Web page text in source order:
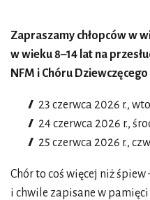
Zapraszamy chłopców w
w wieku 8–14 lat na
NFM i Chóru
23 czerwca 2026 r.,
24 czerwca 2026 r.,
25 czerwca 2026 r.,
Chór to coś więcej niż
i chwile zapisane w